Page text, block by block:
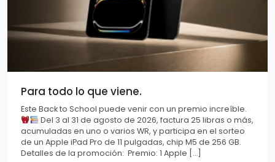
Para todo lo que viene.
Este Back to School puede venir con un premio increíble.
Del 3 al 31 de agosto de 2026, factura 25 libras o más,
acumuladas en uno o varios WR, y participa en el sorteo
de un Apple iPad Pro de 11 pulgadas, chip M5 de 256 GB.
Detalles de la promoción: Premio: 1 Apple […]